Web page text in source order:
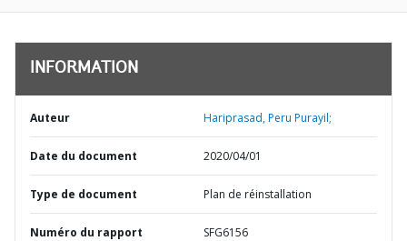
INFORMATION
Auteur Hariprasad, Peru Purayil;
Date du document 2020/04/01
Type de document Plan de réinstallation
Numéro du rapport SFG6156